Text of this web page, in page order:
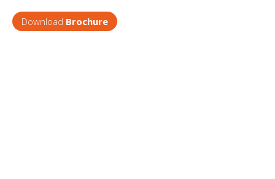
Download Brochure